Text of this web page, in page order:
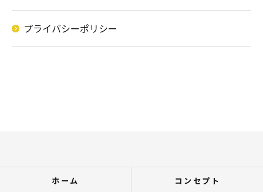
プライバシーポリシー
ホーム コンセプト